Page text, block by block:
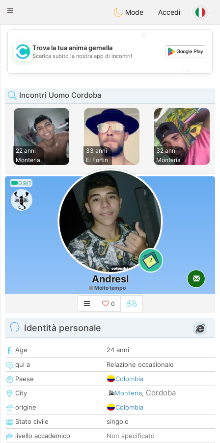
olombiaCitas
Toggle
Mode Accedi
💖
💕
Trova la tua anima gemella
Scarica subito la nostra app di incontri!
Incontri Uomo Cordoba
22 anni
Monteria
33 anni
El Fortin
32 anni
Monteria
0.9/1
2
Andresl
Molto tempo
0
Identità personale
Age
24 anni
qui a
Relazione occasionale
Paese
Colombia
City
Monteria, Cordoba
origine
Colombia
Stato civile
singolo
livello accademico
Non specificato